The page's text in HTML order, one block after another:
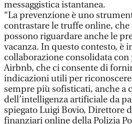
messaggistica istantanea.
“La prevenzione è uno
contrastare le truffe online,
possono riguardare anche le
vacanza. In questo contesto, è
collaborazione consolidata
Airbnb, che ci consente di
indicazioni utili per
sempre più sofisticati, anche a
dell’intelligenza artificiale da
spiegato Luigi Bovio, Direttore
finanziari online della Polizia